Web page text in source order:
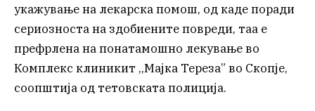
укажување на лекарска помош, од каде поради
сериозноста на здобиените повреди, таа е
префрлена на понатамошно лекување во
Комплекс клиникит ,,Мајка Тереза” во Скопје,
соопштија од тетовската полиција.